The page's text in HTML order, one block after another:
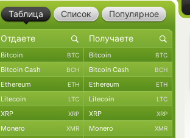
Таблица Список Популярное
Bitcoin BTC Bitcoin BTC
Bitcoin Cash BCH Bitcoin Cash BCH
Ethereum ETH Ethereum ETH
Litecoin LTC Litecoin LTC
XRP XRP XRP XRP
Monero XMR Monero XMR